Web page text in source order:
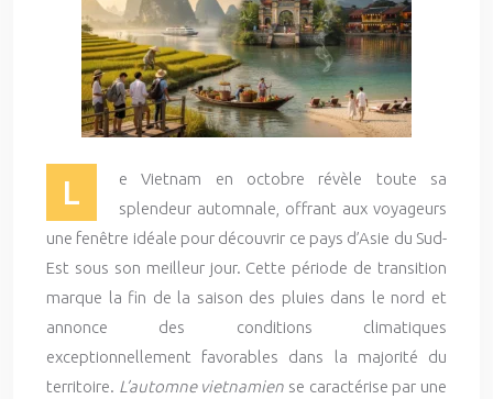
L
e Vietnam en octobre révèle toute sa
splendeur automnale, offrant aux voyageurs
une fenêtre idéale pour découvrir ce pays d’Asie du Sud-
Est sous son meilleur jour. Cette période de transition
marque la fin de la saison des pluies dans le nord et
annonce des conditions climatiques
exceptionnellement favorables dans la majorité du
territoire. L’automne vietnamien se caractérise par une